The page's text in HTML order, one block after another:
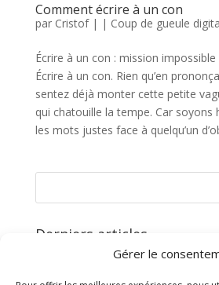
Gérer le
Comment écrire à un con
par Cristof| | Coup de gueule
Écrire à un con : mission
Écrire à un con. Rien qu’en
sentez déjà monter cette petite
qui chatouille la tempe. Car soyons
les mots justes face à quelqu’un
Derniers articles
Atelier d’écriture sur l’ennui :
Le métier de rêve que j’aurais voulu